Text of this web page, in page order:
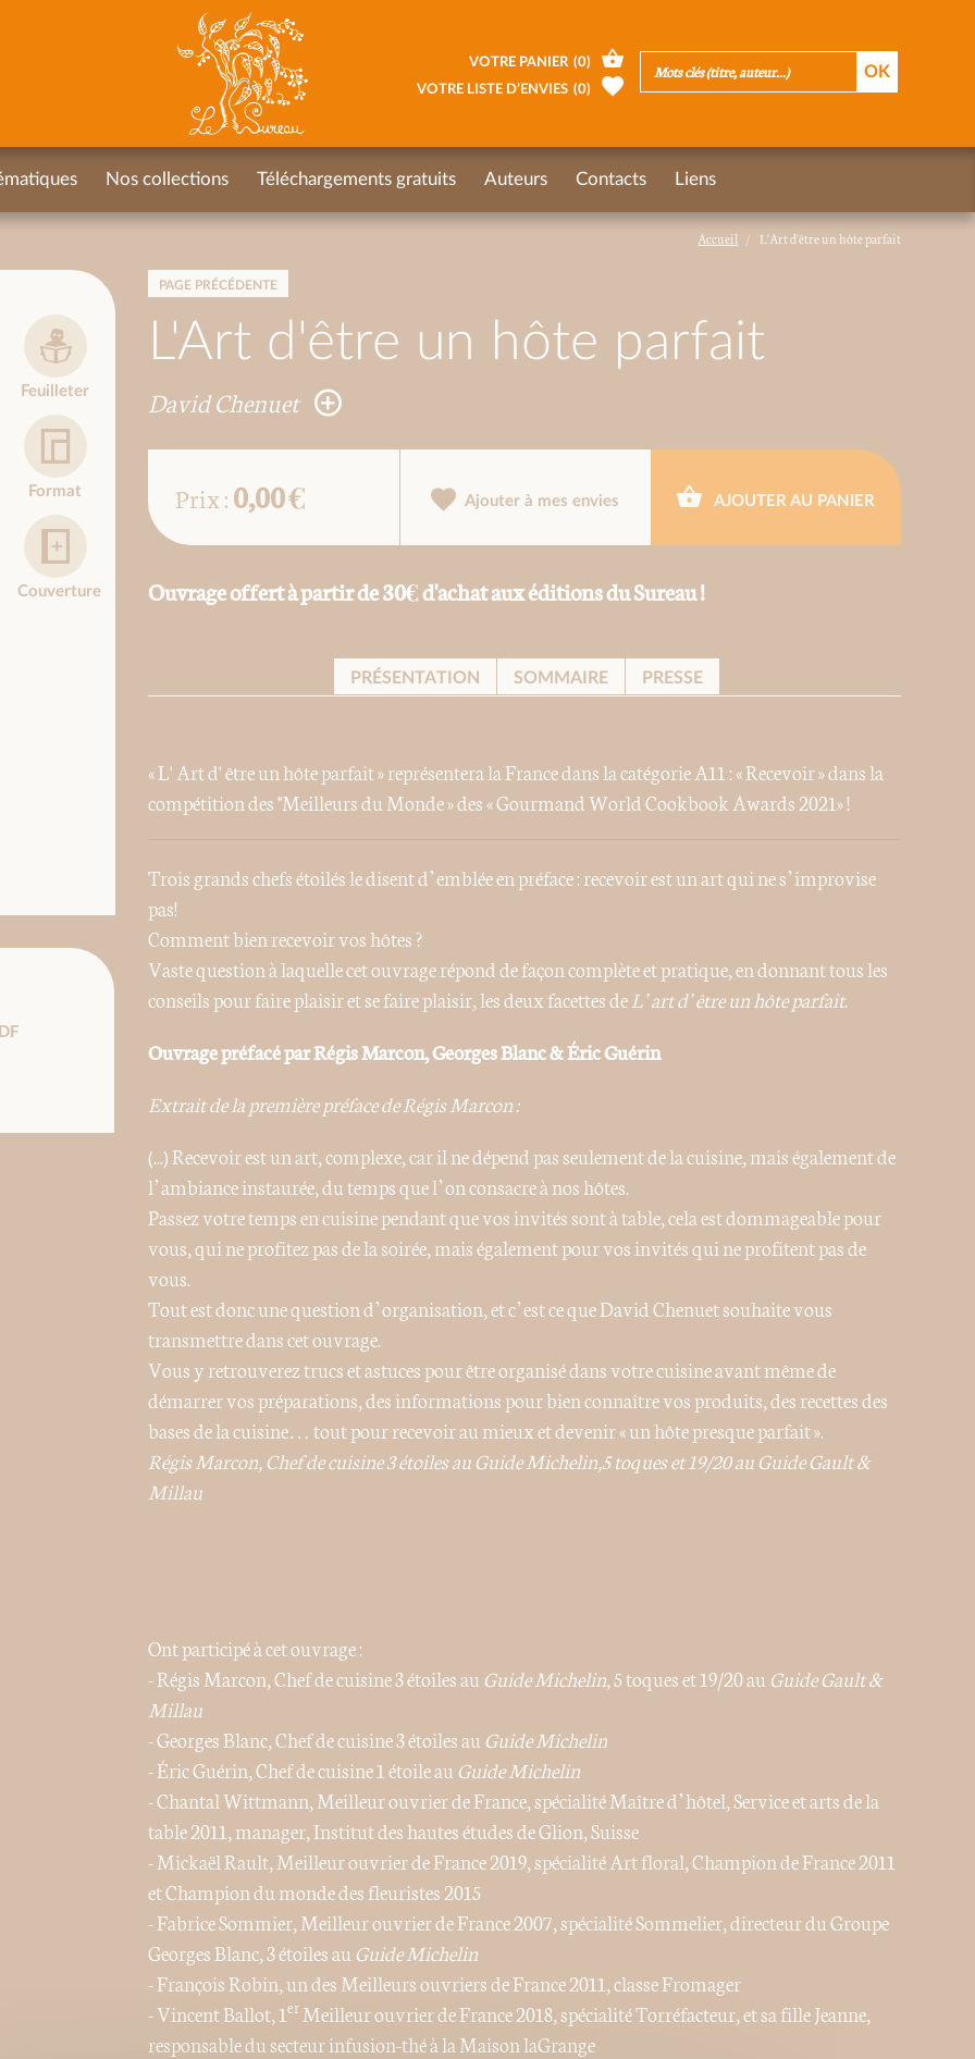
Accueil L'Art d'être un hôte parfait
PAGE PRÉCÉDENTE
L'Art d'être un hôte parfait
David Chenuet
Feuilleter
Format
Couverture
Prix :0,00 € Ajouter à mes envies AJOUTER AU PANIER
Ouvrage offert à partir de 30€ d'achat aux éditions du Sureau !
PRÉSENTATION SOMMAIRE PRESSE
« L' Art d' être un hôte parfait » représentera la France dans la catégorie A11 : « Recevoir » dans la
compétition des "Meilleurs du Monde » des « Gourmand World Cookbook Awards 2021» !
Trois grands chefs étoilés le disent d’emblée en préface : recevoir est un art qui ne s’improvise
pas!
Comment bien recevoir vos hôtes ?
Vaste question à laquelle cet ouvrage répond de façon complète et pratique, en donnant tous les
conseils pour faire plaisir et se faire plaisir, les deux facettes deL’art d’être un hôte parfait.
Ouvrage préfacé par Régis Marcon, Georges Blanc & Éric Guérin
Extrait de la première préface de Régis Marcon :
(...) Recevoir est un art, complexe, car il ne dépend pas seulement de la cuisine, mais également de
l’ambiance instaurée, du temps que l’on consacre à nos hôtes.
Passez votre temps en cuisine pendant que vos invités sont à table, cela est dommageable pour
vous, qui ne profitez pas de la soirée, mais également pour vos invités qui ne profitent pas de
vous.
Tout est donc une question d’organisation, et c’est ce que David Chenuet souhaite vous
transmettre dans cet ouvrage.
Vous y retrouverez trucs et astuces pour être organisé dans votre cuisine avant même de
démarrer vos préparations, des informations pour bien connaître vos produits, des recettes des
bases de la cuisine… tout pour recevoir au mieux et devenir « un hôte presque parfait ».
Régis Marcon, Chef de cuisine 3 étoiles au Guide Michelin,5 toques et 19/20 au Guide Gault &
Millau
Ont participé à cet ouvrage :
- Régis Marcon, Chef de cuisine 3 étoiles au Guide Michelin, 5 toques et 19/20 au Guide Gault &
Millau
- Georges Blanc, Chef de cuisine 3 étoiles au Guide Michelin
- Éric Guérin, Chef de cuisine 1 étoile au Guide Michelin
- Chantal Wittmann, Meilleur ouvrier de France, spécialité Maître d’hôtel, Service et arts de la
table 2011, manager, Institut des hautes études de Glion, Suisse
- Mickaël Rault, Meilleur ouvrier de France 2019, spécialité Art floral, Champion de France 2011
et Champion du monde des fleuristes 2015
- Fabrice Sommier, Meilleur ouvrier de France 2007, spécialité Sommelier, directeur du Groupe
Georges Blanc, 3 étoiles au Guide Michelin
- François Robin, un des Meilleurs ouvriers de France 2011, classe Fromager
- Vincent Ballot, 1erMeilleur ouvrier de France 2018, spécialité Torréfacteur, et sa fille Jeanne,
responsable du secteur infusion-thé à la Maison laGrange
VOTRE PANIER (0)
VOTRE LISTE D’ENVIES (0)
Nos collections Téléchargements gratuits Auteurs Contacts Liens